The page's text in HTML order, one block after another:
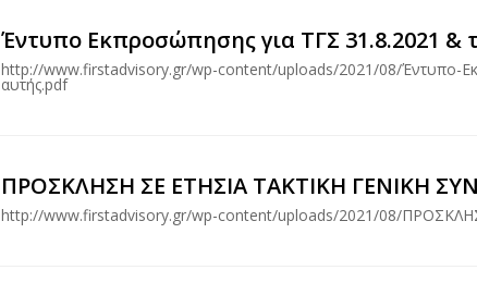
Έντυπο Εκπροσώπησης για ΤΓΣ 31.8.2021 &
http://www.firstadvisory.gr/wp-content/uploads/2021/08/Έντυπο-
αυτής.pdf
ΠΡΟΣΚΛΗΣΗ ΣΕ ΕΤΗΣΙΑ ΤΑΚΤΙΚΗ ΓΕΝΙΚΗ
http://www.firstadvisory.gr/wp-content/uploads/2021/08/